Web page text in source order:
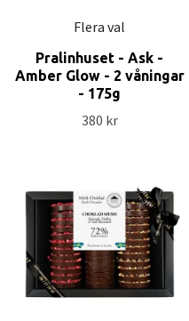
Flera val
Pralinhuset - Ask -
Amber Glow - 2 våningar
- 175g
380 kr